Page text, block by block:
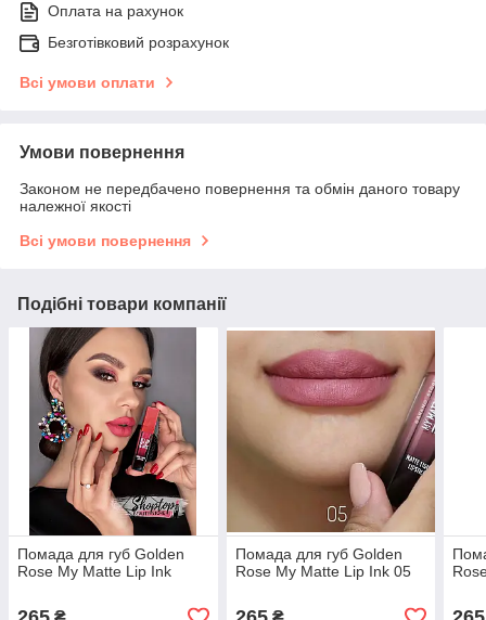
Оплата на рахунок
Безготівковий розрахунок
Всі умови оплати
Умови повернення
Законом не передбачено повернення та обмін даного товару
належної якості
Всі умови повернення
Подібні товари компанії
Помада для губ Golden
Rose My Matte Lip Ink
Помада для губ Golden
Rose My Matte Lip Ink 05